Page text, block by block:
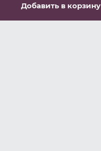
Добавить в корзину